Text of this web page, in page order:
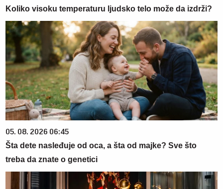
Koliko visoku temperaturu ljudsko telo može da izdrži?
05. 08. 2026 06:45
Šta dete nasleđuje od oca, a šta od majke? Sve što
treba da znate o genetici